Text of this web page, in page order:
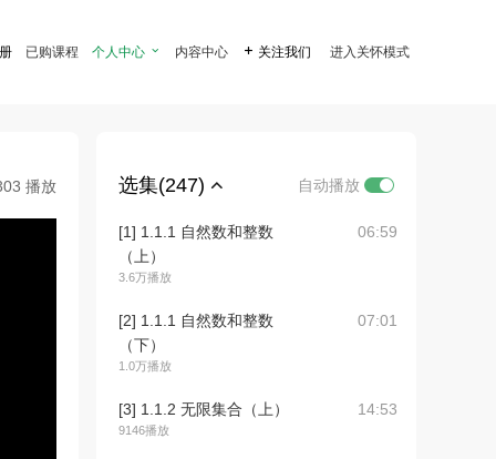
已购课程 个人中心  内容中心  关注我们 进入关怀模式
播放 选集(247) 自动播放
[1] 1.1.1 自然数和整数
（上）
3.6万播放
06:59
[2] 1.1.1 自然数和整数
（下）
1.0万播放
07:01
[3] 1.1.2 无限集合（上）
9146播放
14:53